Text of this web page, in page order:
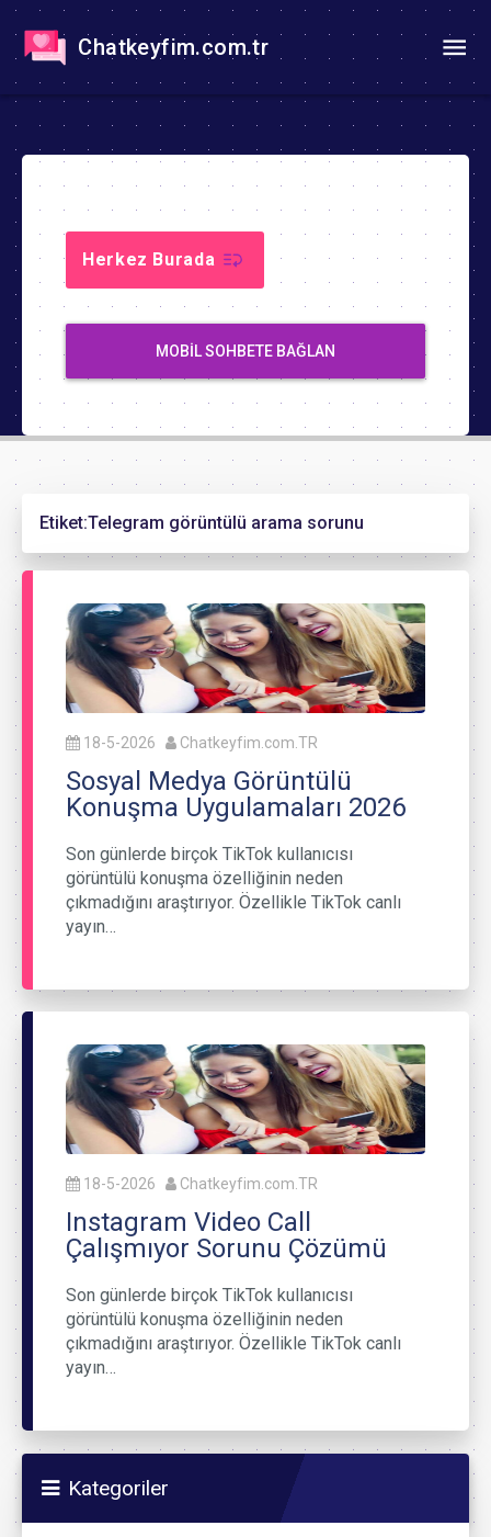
Chatkeyfim.com.tr
Herkez Burada
MOBIL SOHBETE BAĞLAN
Etiket:Telegram görüntülü arama sorunu
18-5-2026 Chatkeyfim.com.TR
Sosyal Medya Görüntülü
Konuşma Uygulamaları 2026
Son günlerde birçok TikTok kullanıcısı
görüntülü konuşma özelliğinin neden
çıkmadığını araştırıyor. Özellikle TikTok canlı
yayın…
18-5-2026 Chatkeyfim.com.TR
Instagram Video Call
Çalışmıyor Sorunu Çözümü
Son günlerde birçok TikTok kullanıcısı
görüntülü konuşma özelliğinin neden
çıkmadığını araştırıyor. Özellikle TikTok canlı
yayın…
Kategoriler